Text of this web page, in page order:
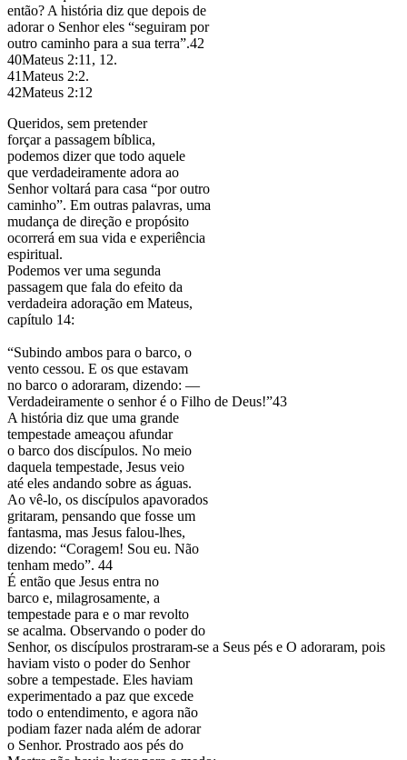
então? A história diz que depois de
adorar o Senhor eles “seguiram por
outro caminho para a sua terra”.42
40Mateus 2:11, 12.
41Mateus 2:2.
42Mateus 2:12
Queridos, sem pretender
forçar a passagem bíblica,
podemos dizer que todo aquele
que verdadeiramente adora ao
Senhor voltará para casa “por outro
caminho”. Em outras palavras, uma
mudança de direção e propósito
ocorrerá em sua vida e experiência
espiritual.
Podemos ver uma segunda
passagem que fala do efeito da
verdadeira adoração em Mateus,
capítulo 14:
“Subindo ambos para o barco, o
vento cessou. E os que estavam
no barco o adoraram, dizendo: —
Verdadeiramente o senhor é o Filho de Deus!”43
A história diz que uma grande
tempestade ameaçou afundar
o barco dos discípulos. No meio
daquela tempestade, Jesus veio
até eles andando sobre as águas.
Ao vê-lo, os discípulos apavorados
gritaram, pensando que fosse um
fantasma, mas Jesus falou-lhes,
dizendo: “Coragem! Sou eu. Não
tenham medo”. 44
É então que Jesus entra no
barco e, milagrosamente, a
tempestade para e o mar revolto
se acalma. Observando o poder do
Senhor, os discípulos prostraram-se a Seus pés e O adoraram, pois
haviam visto o poder do Senhor
sobre a tempestade. Eles haviam
experimentado a paz que excede
todo o entendimento, e agora não
podiam fazer nada além de adorar
o Senhor. Prostrado aos pés do